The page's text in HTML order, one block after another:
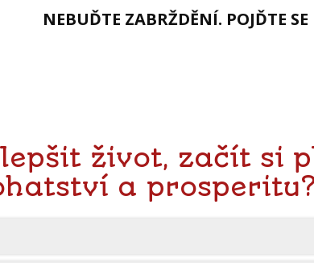
NEBUĎTE ZABRŽDĚNÍ. POJĎTE SE
život, začít si
a